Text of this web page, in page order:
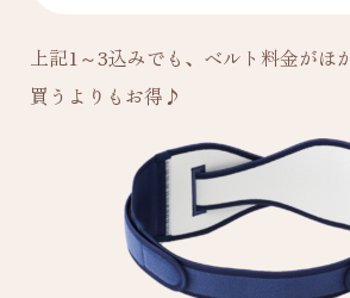
上記1～3込みでも、ベルト料金がほ
買うよりもお得♪